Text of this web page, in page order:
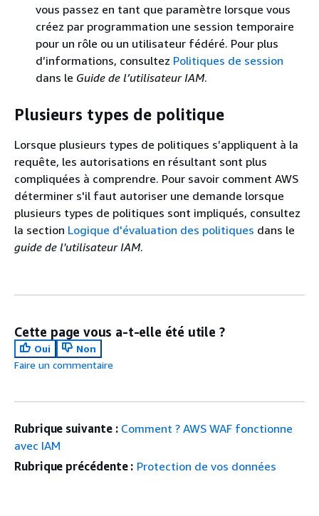
vous passez en tant que paramètre lorsque vous
créez par programmation une session temporaire
pour un rôle ou un utilisateur fédéré. Pour plus
d’informations, consultez Politiques de session
dans le Guide de l’utilisateur IAM.
Plusieurs types de politique
Lorsque plusieurs types de politiques s’appliquent à la
requête, les autorisations en résultant sont plus
compliquées à comprendre. Pour savoir comment AWS
déterminer s'il faut autoriser une demande lorsque
plusieurs types de politiques sont impliqués, consultez
la section Logique d'évaluation des politiques dans le
guide de l'utilisateur IAM.
Cette page vous a-t-elle été utile ?
Oui
Non
Faire un commentaire
Rubrique suivante : Comment ? AWS WAF fonctionne
avec IAM
Rubrique précédente : Protection de vos données